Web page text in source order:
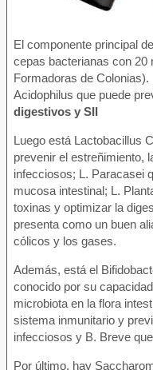
El componente principal
cepas bacterianas con 20
Formadoras de
Acidophilus que puede
digestivos y SII
Luego está Lactobacillus
prevenir el estreñimiento,
infecciosos; L. Paracasei
mucosa intestinal; L.
toxinas y optimizar la
presenta como un buen
cólicos y los gases.
Además, está el
conocido por su
microbiota en la flora
sistema inmunitario y
infecciosos y B. Breve
Por último, hay